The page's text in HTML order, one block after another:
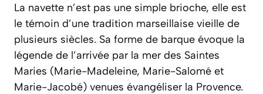
La navette n’est pas une simple brioche, elle est
le témoin d’une tradition marseillaise vieille de
plusieurs siècles. Sa forme de barque évoque la
légende de l’arrivée par la mer des Saintes
Maries (Marie-Madeleine, Marie-Salomé et
Marie-Jacobé) venues évangéliser la Provence.